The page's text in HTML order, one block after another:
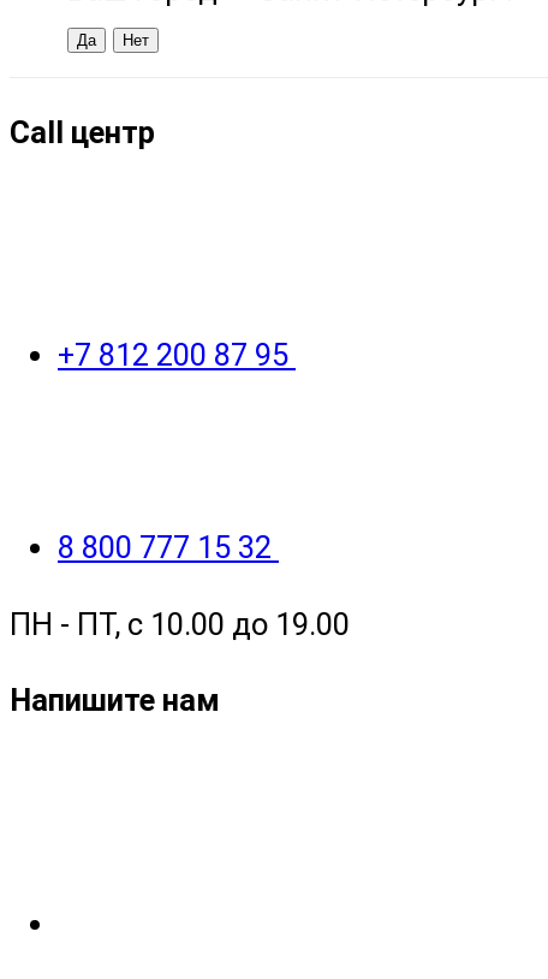
Call центр
+7 812 200 87 95
8 800 777 15 32
ПН - ПТ, с 10.00 до 19.00
Напишите нам